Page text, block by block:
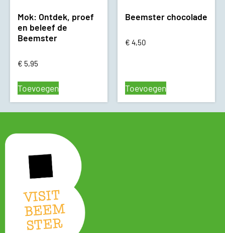
Mok: Ontdek, proef
en beleef de
Beemster
€ 5,95
Toevoegen
Beemster chocolade
€ 4,50
Toevoegen